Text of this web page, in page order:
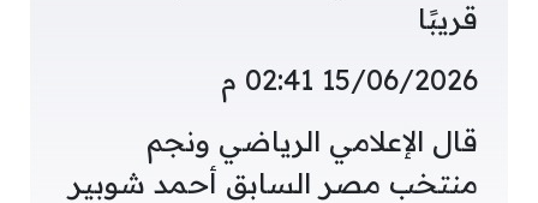
قريبًا
15/06/2026 02:41 م
قال الإعلامي الرياضي ونجم
منتخب مصر السابق أحمد شوبير